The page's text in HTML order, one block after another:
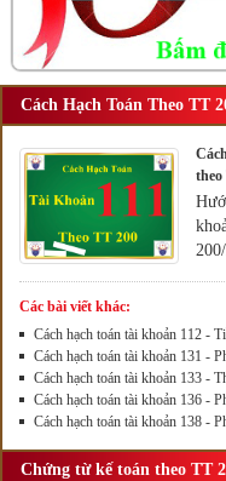
Cách Hạch Toán Theo TT
theo
Các bài viết khác:
Cách hạch toán tài khoản 112 -
Cách hạch toán tài khoản 131 -
Cách hạch toán tài khoản 133 -
Cách hạch toán tài khoản 136 -
Cách hạch toán tài khoản 138 -
Chứng từ kế toán theo TT